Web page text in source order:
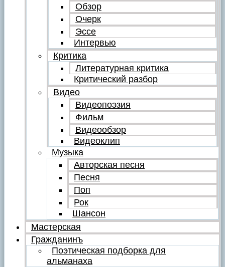
Обзор
Очерк
Эссе
Интервью
Критика
Литературная критика
Критический разбор
Видео
Видеопоэзия
Фильм
Видеообзор
Видеоклип
Музыка
Авторская песня
Песня
Поп
Рок
Шансон
Мастерская
Гражданинъ
Поэтическая подборка для
альманаха